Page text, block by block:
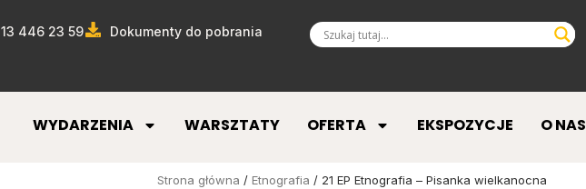
13 446 23 59 Dokumenty do pobrania
WYDARZENIA WARSZTATY OFERTA EKSPOZYCJE O NAS
Strona główna / Etnografia / 21 EP Etnografia – Pisanka wielkanocna